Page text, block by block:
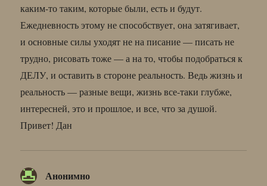
каким-то таким, которые были, есть и будут.
Ежедневность этому не способствует, она затягивает,
и основные силы уходят не на писание — писать не
трудно, рисовать тоже — а на то, чтобы подобраться к
ДЕЛУ, и оставить в стороне реальность. Ведь жизнь и
реальность — разные вещи, жизнь все-таки глубже,
интересней, это и прошлое, и все, что за душой.
Привет! Дан
Анонимно